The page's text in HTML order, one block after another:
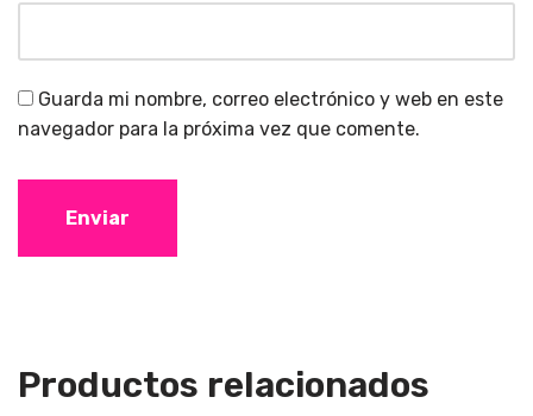
Guarda mi nombre, correo electrónico y web en este
navegador para la próxima vez que comente.
Productos relacionados